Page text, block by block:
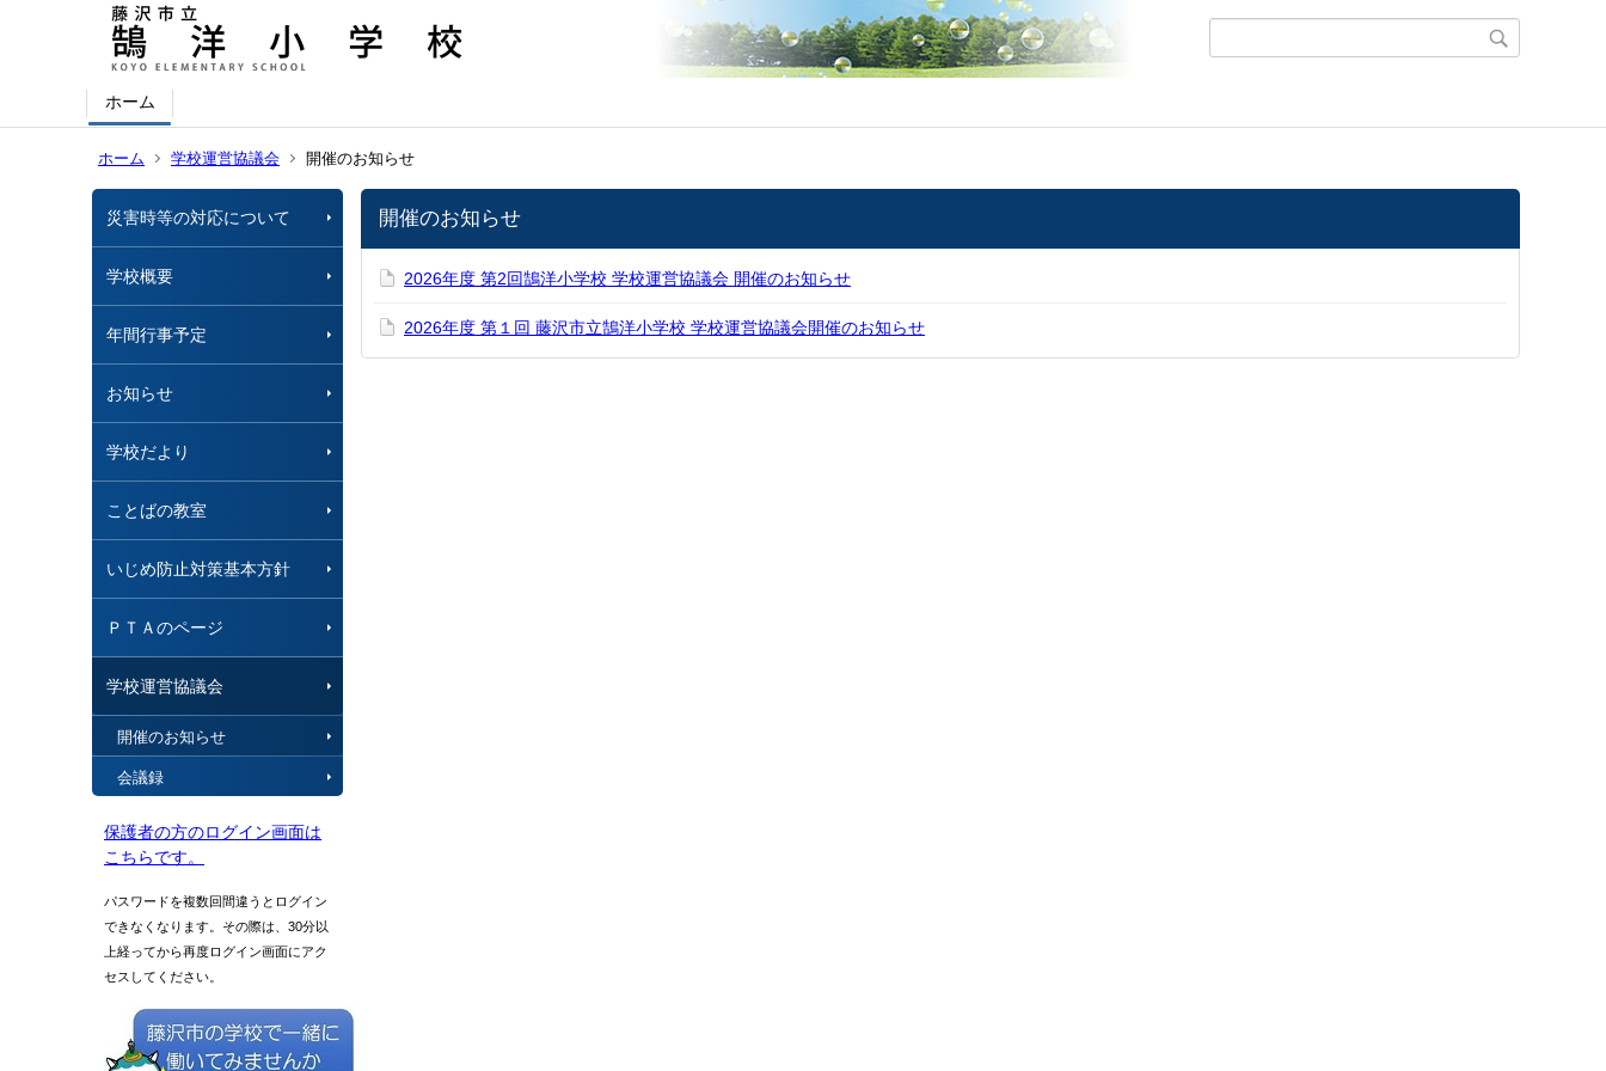
ホーム
ホーム 学校運営協議会 開催のお知らせ
災害時等の対応について
学校概要
年間行事予定
お知らせ
学校だより
ことばの教室
いじめ防止対策基本方針
ＰＴＡのページ
学校運営協議会
開催のお知らせ
会議録
保護者の方のログイン画面は
こちらです。
パスワードを複数回間違うとログイン
できなくなります。その際は、30分以
上経ってから再度ログイン画面にアク
セスしてください。
開催のお知らせ
2026年度 第2回鵠洋小学校 学校運営協議会 開催のお知らせ
2026年度 第１回 藤沢市立鵠洋小学校 学校運営協議会開催のお知らせ